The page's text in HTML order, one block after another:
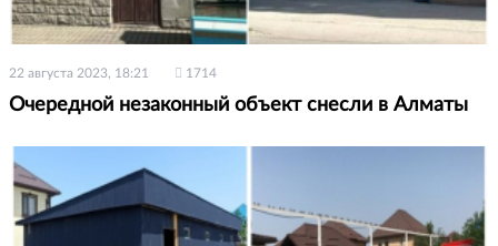
22 августа 2023, 18:21 1714
Очередной незаконный объект снесли в Алматы